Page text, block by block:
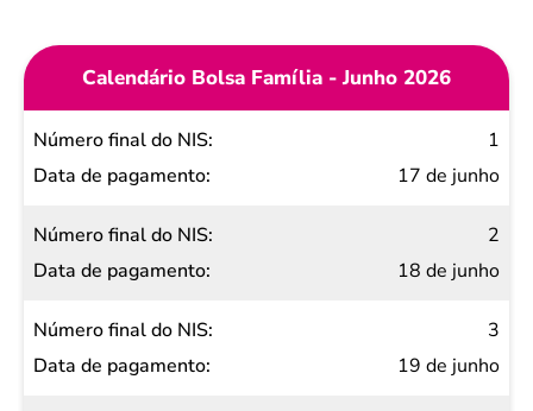
Calendário Bolsa Família - Junho 2026
Número
final do
Data de
pagamento
1
17 de junho
2
18 de junho
3
19 de junho